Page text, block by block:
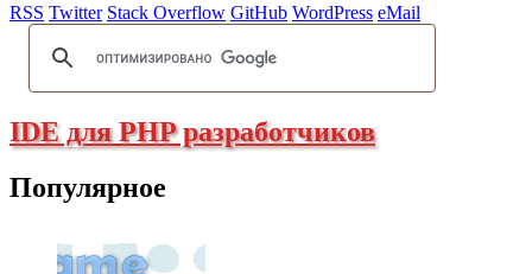
RSS Twitter Stack Overflow GitHub WordPress eMail
IDE для PHP разработчиков
Популярное